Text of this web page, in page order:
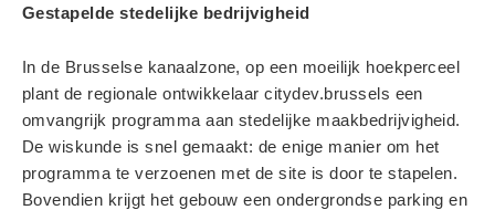
Gestapelde stedelijke bedrijvigheid
In de Brusselse kanaalzone, op een moeilijk hoekperceel
plant de regionale ontwikkelaar citydev.brussels een
omvangrijk programma aan stedelijke maakbedrijvigheid.
De wiskunde is snel gemaakt: de enige manier om het
programma te verzoenen met de site is door te stapelen.
Bovendien krijgt het gebouw een ondergrondse parking en